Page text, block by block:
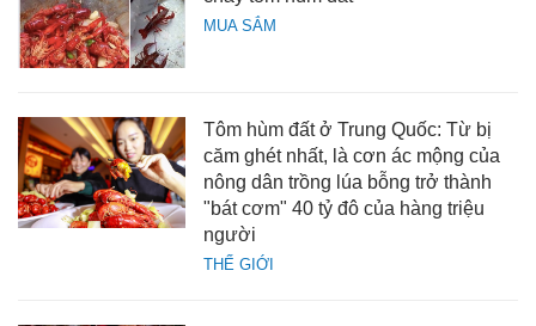
MUA SẮM
THẾ GIỚI
Tôm hùm đất ở Trung Quốc: Từ bị
căm ghét nhất, là cơn ác mộng của
nông dân trồng lúa bỗng trở thành
"bát cơm" 40 tỷ đô của hàng triệu
người